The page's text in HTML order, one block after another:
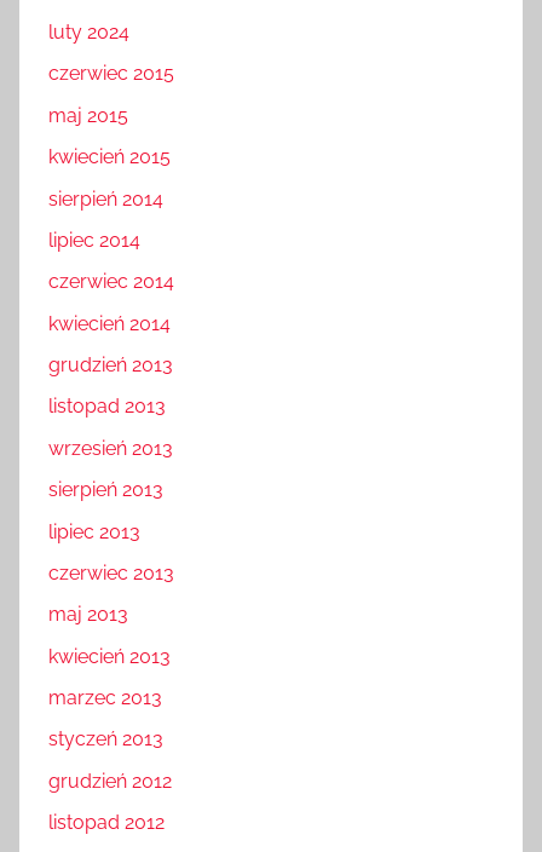
luty 2024
czerwiec 2015
maj 2015
kwiecień 2015
sierpień 2014
lipiec 2014
czerwiec 2014
kwiecień 2014
grudzień 2013
listopad 2013
wrzesień 2013
sierpień 2013
lipiec 2013
czerwiec 2013
maj 2013
kwiecień 2013
marzec 2013
styczeń 2013
grudzień 2012
listopad 2012